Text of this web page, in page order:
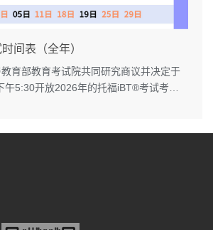
间表（全年）
育部教育考试院共同研究商议并决定于
午5:30开放2026年的托福iBT®考试考